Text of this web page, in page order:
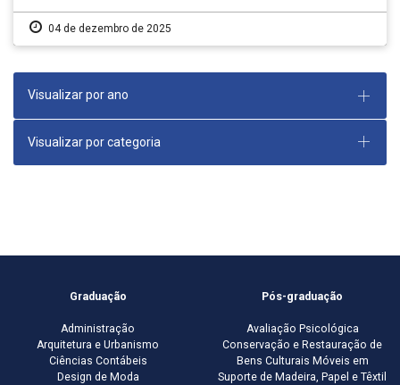
04 de dezembro de 2025
Visualizar por ano
Visualizar por categoria
Graduação
Administração
Arquitetura e Urbanismo
Ciências Contábeis
Design de Moda
Pós-graduação
Avaliação Psicológica
Conservação e Restauração de
Bens Culturais Móveis em
Suporte de Madeira, Papel e Têxtil